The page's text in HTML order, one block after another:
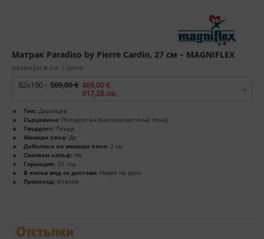
Матрак Paradiso by Pierre Cardin, 27 см – MAGNIFLEX
размери в см. / цена
82x190 - 509,00 € 469,00 €
917,28 лв.
Тип: Двулицев
Сърцевина: Полиуретан (високоеластична пяна)
Твърдост: Твърд
Мемори пяна: Да
Дебелина на мемори пяна: 2 см
Сваляем калъф: Не
Гаранция: 25 год.
В какъв вид се доставя: Навит на руло
Произход: Италия